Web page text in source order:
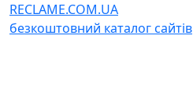
RECLAME.COM.UA
безкоштовний каталог сайтів